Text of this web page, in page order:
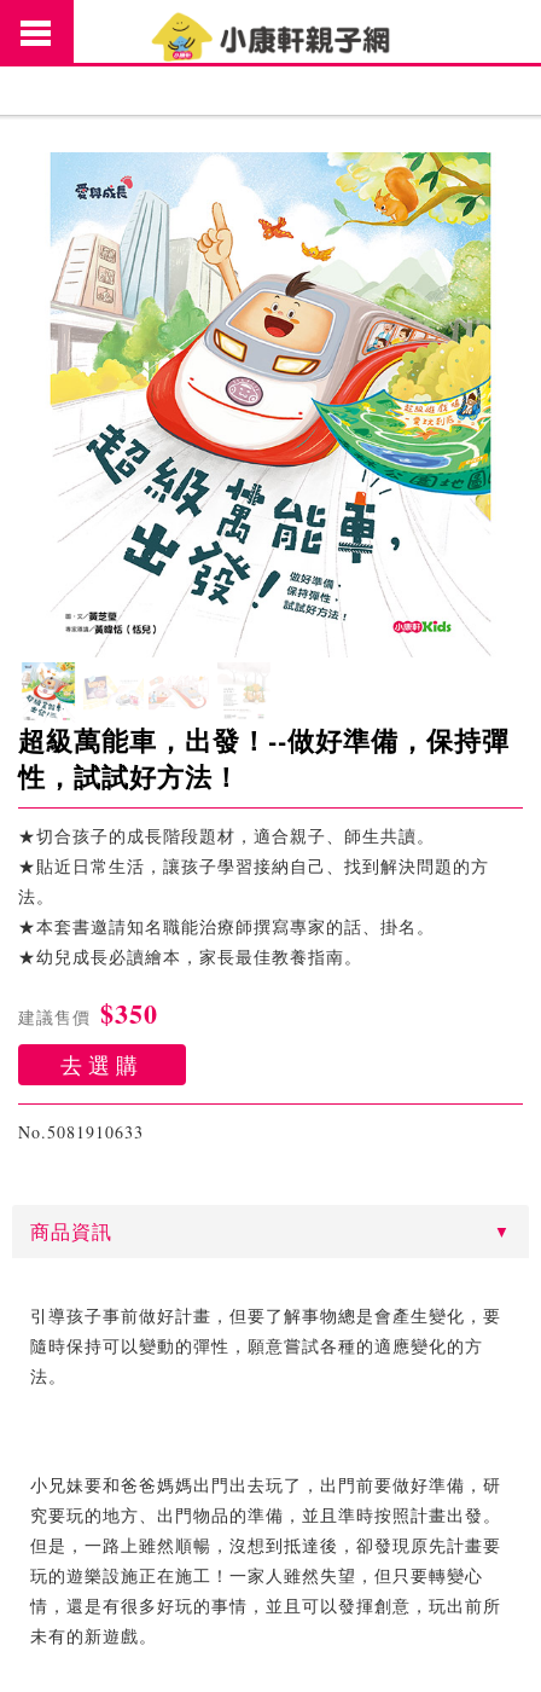
超級萬能車，出發！--做好準備，保持彈
性，試試好方法！
★切合孩子的成長階段題材，適合親子、師生共讀。
★貼近日常生活，讓孩子學習接納自己、找到解決問題的方
法。
★本套書邀請知名職能治療師撰寫專家的話、掛名。
★幼兒成長必讀繪本，家長最佳教養指南。
建議售價 $350
去選購
No.5081910633
商品資訊
引導孩子事前做好計畫，但要了解事物總是會產生變化，要
隨時保持可以變動的彈性，願意嘗試各種的適應變化的方
法。
小兄妹要和爸爸媽媽出門出去玩了，出門前要做好準備，研
究要玩的地方、出門物品的準備，並且準時按照計畫出發。
但是，一路上雖然順暢，沒想到抵達後，卻發現原先計畫要
玩的遊樂設施正在施工！一家人雖然失望，但只要轉變心
情，還是有很多好玩的事情，並且可以發揮創意，玩出前所
未有的新遊戲。